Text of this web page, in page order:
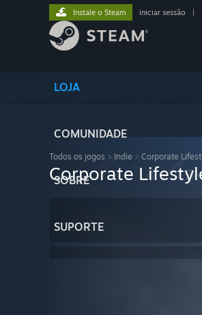
LOJA
COMUNIDADE
SOBRE
SUPORTE
Instale o Steam iniciar sessão
Todos os jogos > Indie > Corporate
Corporate